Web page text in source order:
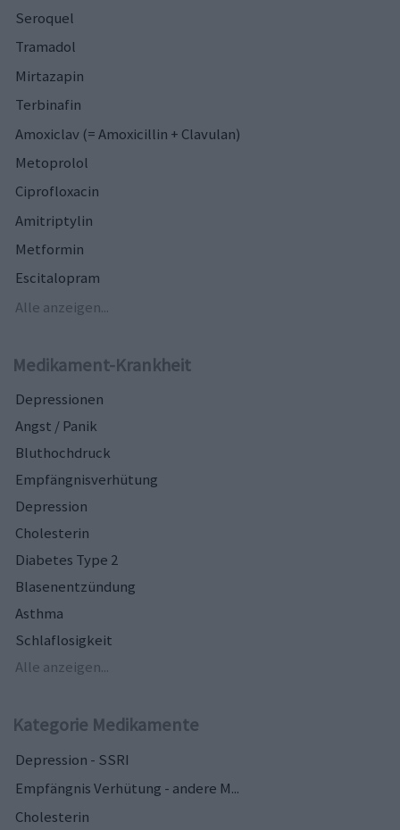
Seroquel
Tramadol
Mirtazapin
Terbinafin
Amoxiclav (= Amoxicillin + Clavulan)
Metoprolol
Ciprofloxacin
Amitriptylin
Metformin
Escitalopram
Alle anzeigen...
Medikament-Krankheit
Depressionen
Angst / Panik
Bluthochdruck
Empfängnisverhütung
Depression
Cholesterin
Diabetes Type 2
Blasenentzündung
Asthma
Schlaflosigkeit
Alle anzeigen...
Kategorie Medikamente
Depression - SSRI
Empfängnis Verhütung - andere M...
Cholesterin